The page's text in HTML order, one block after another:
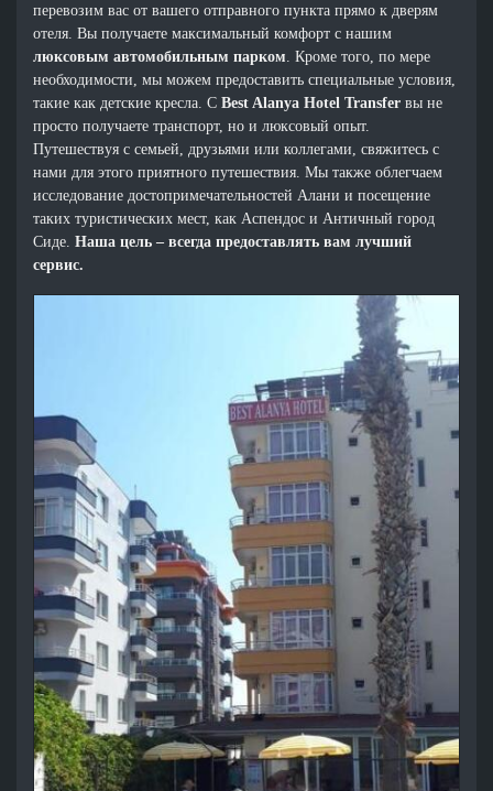
перевозим вас от вашего отправного пункта прямо к дверям
отеля. Вы получаете максимальный комфорт с нашим
люксовым автомобильным парком . Кроме того, по мере
необходимости, мы можем предоставить специальные условия,
такие как детские кресла. СBest Alanya Hotel Transfer вы не
просто получаете транспорт, но и люксовый опыт.
Путешествуя с семьей, друзьями или коллегами, свяжитесь с
нами для этого приятного путешествия. Мы также облегчаем
исследование достопримечательностей Алани и посещение
таких туристических мест, как Аспендос и Античный город
Сиде.Наша цель – всегда предоставлять вам лучший
сервис.